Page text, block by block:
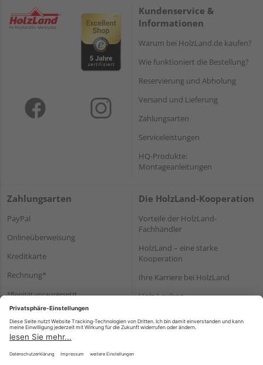
Kundenservice &
Informationen
Warum bei HolzLand.de kaufen?
Wie funktioniert die Bestellung?
Reservierung und Abholung
Versand und Lieferung
Zahlungsarten
Serviceleistungen
HQ-Produkte:
Montageanleitungen
Zahlungsarten
PayPal
Onlineüberweisung
Kreditkarte
Rechnung*
*Bonität vorausgesetzt
Die HolzLand-Kooperation
Vorteile der HolzLand-
Fachhändler
HolzLand – eine starke
Kooperation
Ihre Karriere bei HolzLand
Holz-Lexikon